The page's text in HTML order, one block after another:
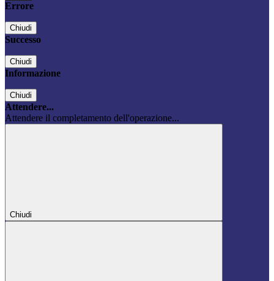
Errore
Chiudi
Successo
Chiudi
Informazione
Chiudi
Attendere...
Attendere il completamento dell'operazione...
Chiudi